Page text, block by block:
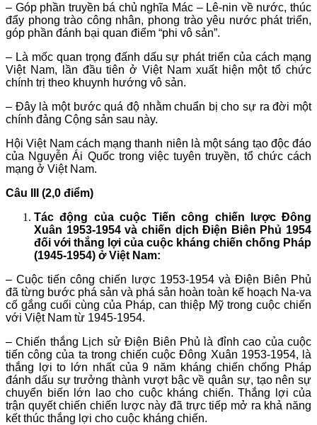
– Góp phần truyền bá chủ nghĩa Mác – Lê-nin về nước, thúc
đẩy phong trào công nhân, phong trào yêu nước phát triển,
góp phần đánh bại quan điểm “phi vô sản”.
– Là mốc quan trọng đấnh dấu sự phát triển của cách mạng
Việt Nam, lần đầu tiên ở Việt Nam xuất hiện một tổ chức
chính trị theo khuynh hướng vô sản.
– Đây là một bước quá độ nhằm chuẩn bị cho sự ra đời một
chính đảng Cộng sản sau này.
Hội Việt Nam cách mạng thanh niên là một sáng tạo độc đáo
của Nguyễn Ái Quốc trong việc tuyên truyền, tổ chức cách
mạng ở Việt Nam.
Câu III (2,0 điểm)
Tác động của cuộc Tiến công chiến lược Đông
Xuân 1953-1954 và chiến dịch Điện Biên Phủ 1954
đối với thắng lợi của cuộc kháng chiến chống Pháp
(1945-1954) ở Việt Nam:
– Cuộc tiến công chiến lược 1953-1954 và Điện Biên Phủ
đã từng bước phá sản và phá sản hoàn toàn kế hoạch Na-va
cố gắng cuối cùng của Pháp, can thiệp Mỹ trong cuộc chiến
với Việt Nam từ 1945-1954.
– Chiến thắng Lịch sử Điện Biên Phủ là đỉnh cao của cuộc
tiến công của ta trong chiến cuộc Đông Xuân 1953-1954, là
thắng lợi to lớn nhất của 9 năm kháng chiến chống Pháp
đánh dấu sự trưởng thành vượt bậc về quân sự, tạo nên sự
chuyển biến lớn lao cho cuộc kháng chiến. Thắng lợi của
trận quyết chiến chiến lược này đã trực tiếp mở ra khả năng
kết thúc thắng lợi cho cuộc kháng chiến.